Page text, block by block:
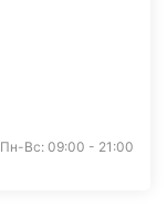
Пн-Вс: 09:00 - 21:00